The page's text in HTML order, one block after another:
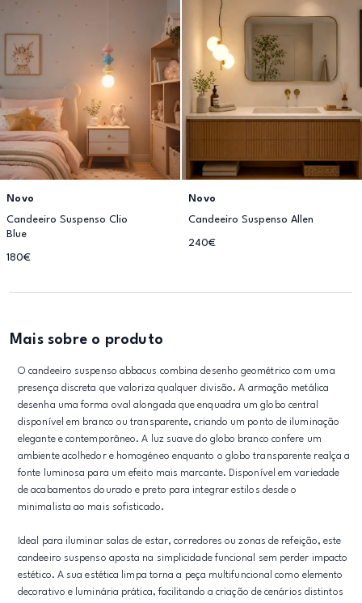
Novo
Candeeiro Suspenso Clio
Blue
180€
Novo
Candeeiro Suspenso Allen
240€
Mais sobre o produto
O candeeiro suspenso abbacus combina desenho geométrico com uma
presença discreta que valoriza qualquer divisão. A armação metálica
desenha uma forma oval alongada que enquadra um globo central
disponível em branco ou transparente, criando um ponto de iluminação
elegante e contemporâneo. A luz suave do globo branco confere um
ambiente acolhedor e homogéneo enquanto o globo transparente realça a
fonte luminosa para um efeito mais marcante. Disponível em variedade
de acabamentos dourado e preto para integrar estilos desde o
minimalista ao mais sofisticado.
Ideal para iluminar salas de estar, corredores ou zonas de refeição, este
candeeiro suspenso aposta na simplicidade funcional sem perder impacto
estético. A sua estética limpa torna a peça multifuncional como elemento
decorativo e luminária prática, facilitando a criação de cenários distintos